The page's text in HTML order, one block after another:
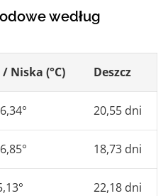
według
Niska (°C) Deszcz
20,55 dni
18,73 dni
22,18 dni